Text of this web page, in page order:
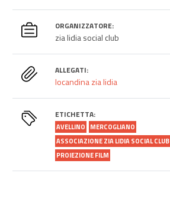
ORGANIZZATORE:
zia lidia social club
ALLEGATI:
locandina zia lidia
ETICHETTA:
AVELLINO
MERCOGLIANO
ASSOCIAZIONE ZIA LIDIA SOCIAL CLUB
PROIEZIONE FILM